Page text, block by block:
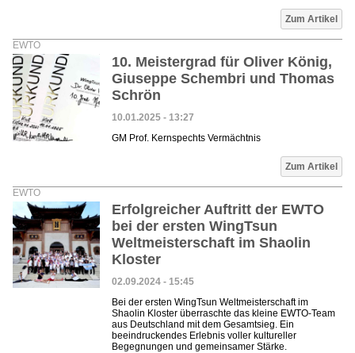
Zum Artikel
EWTO
10. Meistergrad für Oliver König,
Giuseppe Schembri und Thomas
Schrön
10.01.2025 - 13:27
GM Prof. Kernspechts Vermächtnis
Zum Artikel
EWTO
Erfolgreicher Auftritt der EWTO
bei der ersten WingTsun
Weltmeisterschaft im Shaolin
Kloster
02.09.2024 - 15:45
Bei der ersten WingTsun Weltmeisterschaft im
Shaolin Kloster überraschte das kleine EWTO-Team
aus Deutschland mit dem Gesamtsieg. Ein
beeindruckendes Erlebnis voller kultureller
Begegnungen und gemeinsamer Stärke.